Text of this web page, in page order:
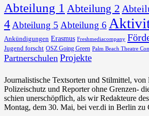
Abteilung 1 Abteilung 2
4 Abteilung 5 Abteilung 6
Ankündigungen Erasmus Freshmediacompany
Jugend forscht OSZ Going Green Palm Beach Theatre
Partnerschulen Projekte
Journalistische Textsorten und Stilmittel, von
Polizeischutz und Reporter ohne Grenzen-
schien unerschöpflich, als wir Redakteure
Montag, dem 30. Mai, bei ver.di in Berlin zu